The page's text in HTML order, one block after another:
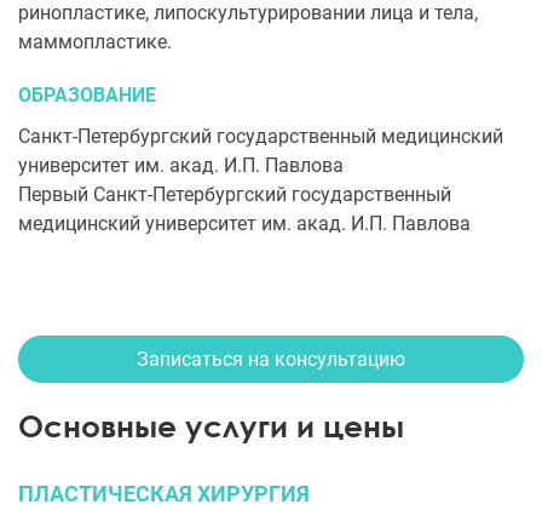
ринопластике, липоскультурировании лица и тела,
маммопластике.
ОБРАЗОВАНИЕ
Санкт-Петербургский государственный медицинский
университет им. акад. И.П. Павлова
Первый Санкт-Петербургский государственный
медицинский университет им. акад. И.П. Павлова
Записаться на консультацию
Основные услуги и цены
ПЛАСТИЧЕСКАЯ ХИРУРГИЯ